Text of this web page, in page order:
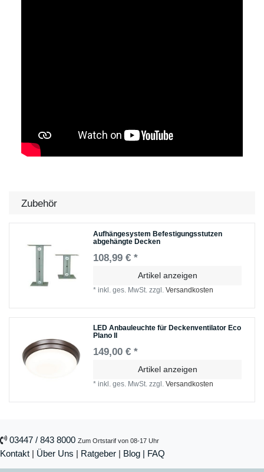
Zubehör
Aufhängesystem Befestigungsstutzen
abgehängte Decken
108,99 € *
Artikel anzeigen
*inkl. ges. MwSt. zzgl.Versandkosten
LED Anbauleuchte für Deckenventilator Eco
Plano II
149,00 € *
Artikel anzeigen
*inkl. ges. MwSt. zzgl.Versandkosten
03447 / 843 8000 Zum Ortstarif von 08-17 Uhr
Kontakt | Über Uns | Ratgeber | Blog | FAQ